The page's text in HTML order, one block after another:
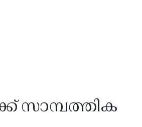
സാമ്പത്തിക